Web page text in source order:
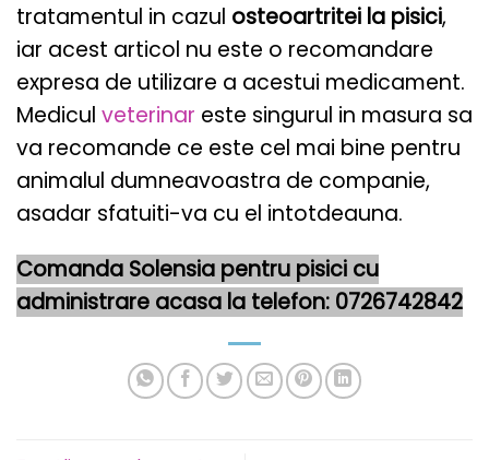
tratamentul in cazul osteoartritei la pisici,
iar acest articol nu este o recomandare
expresa de utilizare a acestui medicament.
Medicul veterinar este singurul in masura sa
va recomande ce este cel mai bine pentru
animalul dumneavoastra de companie,
asadar sfatuiti-va cu el intotdeauna.
Comanda Solensia pentru pisici cu
administrare acasa la telefon: 0726742842